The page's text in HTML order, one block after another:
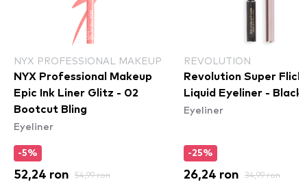
NYX PROFESSIONAL MAKEUP
NYX Professional Makeup
Epic Ink Liner Glitz - 02
Bootcut Bling
Eyeliner
-5%
52,24 ron 54,99 ron
REVOLUTION
Revolution Super Flick
Liquid Eyeliner - Black
Eyeliner
-25%
26,24 ron 34,99 ron